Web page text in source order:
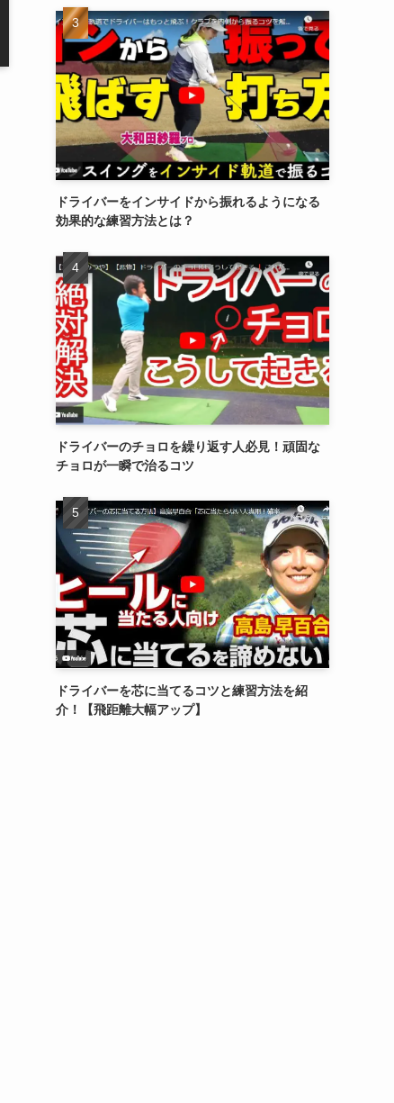
ドライバーをインサイドから振れるようになる
効果的な練習方法とは？
ドライバーのチョロを繰り返す人必見！頑固な
チョロが一瞬で治るコツ
ドライバーを芯に当てるコツと練習方法を紹
介！【飛距離大幅アップ】